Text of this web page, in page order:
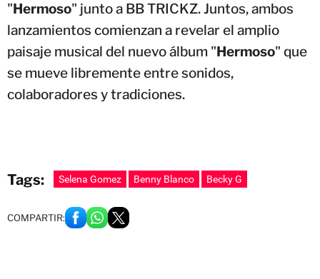
"Hermoso" junto a BB TRICKZ. Juntos, ambos
lanzamientos comienzan a revelar el amplio
paisaje musical del nuevo álbum "Hermoso" que
se mueve libremente entre sonidos,
colaboradores y tradiciones.
Tags: Selena Gomez Benny Blanco Becky G
COMPARTIR: